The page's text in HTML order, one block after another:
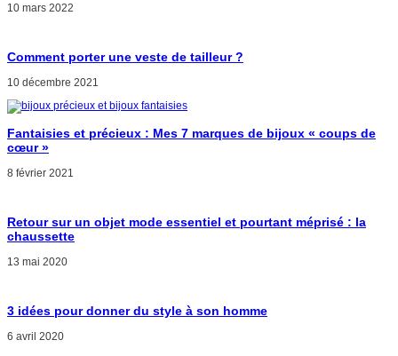
10 mars 2022
Comment porter une veste de tailleur ?
10 décembre 2021
Fantaisies et précieux : Mes 7 marques de bijoux « coups de
cœur »
8 février 2021
Retour sur un objet mode essentiel et pourtant méprisé : la
chaussette
13 mai 2020
3 idées pour donner du style à son homme
6 avril 2020